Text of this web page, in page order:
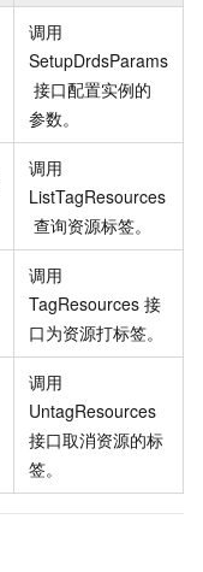
调用
SetupDrdsParams
接口配置实例的
参数。
调用
ListTagResources
查询资源标签。
调用
TagResources 接
口为资源打标签。
调用
UntagResources
接口取消资源的标
签。